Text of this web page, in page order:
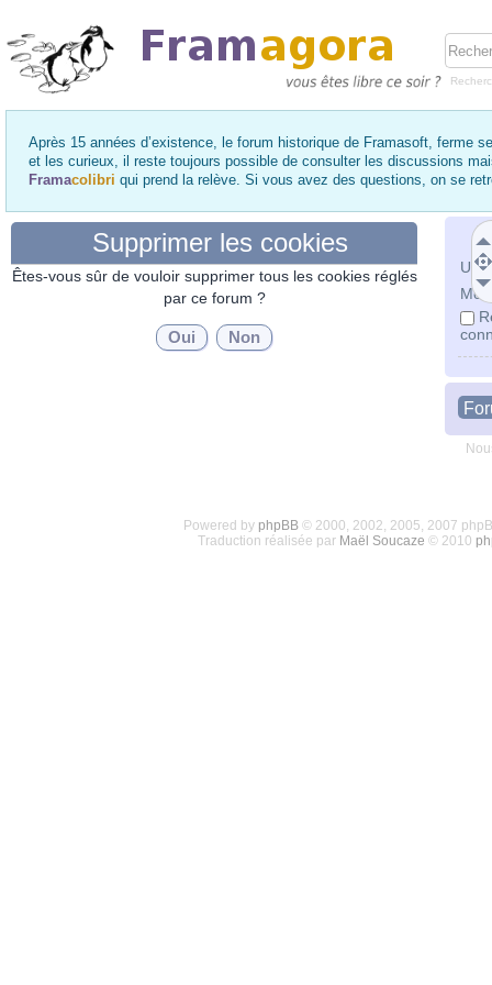
Après 15 années d’existence, le forum historique de Framasoft, ferme
et les curieux, il reste toujours possible de consulter les discussions
Framacolibri qui prend la relève. Si vous avez des questions, on se
Mot
Supprimer les cookies
Êtes-vous sûr de vouloir supprimer tous les cookies réglés
par ce forum ?
Powered by phpBB© 2000, 2002, 2005, 2007
Traduction réalisée par Maël Soucaze © 2010